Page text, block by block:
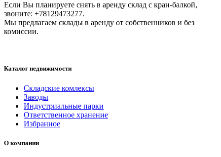
Если Вы планируете снять в аренду склад с кран-балкой,
звоните: +78129473277.
Мы предлагаем склады в аренду от собственников и без
комиссии.
Каталог недвижимости
Складские комлексы
Заводы
Индустриальные парки
Ответственное хранение
Избранное
О компании